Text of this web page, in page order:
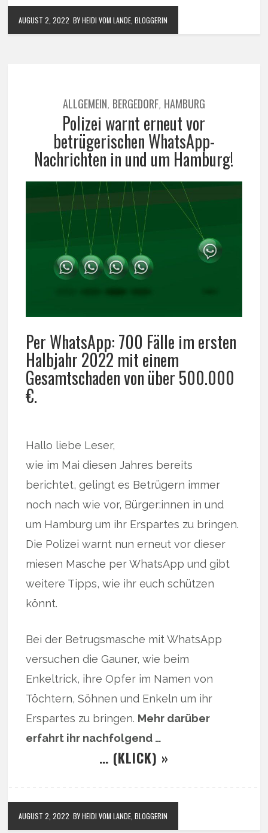
AUGUST 2, 2022 BY HEIDI VOM LANDE, BLOGGERIN
ALLGEMEIN, BERGEDORF, HAMBURG
Polizei warnt erneut vor
betrügerischen WhatsApp-
Nachrichten in und um Hamburg!
Per WhatsApp: 700 Fälle im ersten
Halbjahr 2022 mit einem
Gesamtschaden von über 500.000
€.
Hallo liebe Leser,
wie im Mai diesen Jahres bereits
berichtet, gelingt es Betrügern immer
noch nach wie vor, Bürger:innen in und
um Hamburg um ihr Erspartes zu bringen.
Die Polizei warnt nun erneut vor dieser
miesen Masche per WhatsApp und gibt
weitere Tipps, wie ihr euch schützen
könnt.
Bei der Betrugsmasche mit WhatsApp
versuchen die Gauner, wie beim
Enkeltrick, ihre Opfer im Namen von
Töchtern, Söhnen und Enkeln um ihr
Erspartes zu bringen. Mehr darüber
erfahrt ihr nachfolgend …
… (KLICK) »
AUGUST 2, 2022 BY HEIDI VOM LANDE, BLOGGERIN